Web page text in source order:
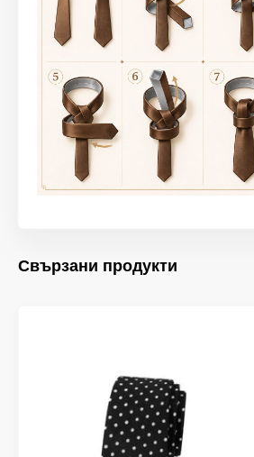
Свързани продукти